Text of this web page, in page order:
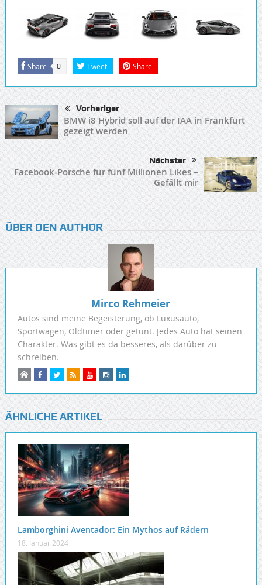
Share 0 Tweet Share
Vorheriger
BMW i8 Hybrid soll auf der IAA in Frankfurt
gezeigt werden
Nächster
Facebook-Porsche für fünf Millionen Likes –
Gefällt mir
ÜBER DEN AUTHOR
Mirco Rehmeier
Autos sind meine Begeisterung, ob Luxusauto,
Sportwagen, Oldtimer oder getunt. Jedes Auto hat seinen
Charakter. Was gibt es da besseres, als darüber zu
schreiben.
ÄHNLICHE ARTIKEL
Lamborghini Aventador: Ein Mythos auf Rädern
18. Januar 2024